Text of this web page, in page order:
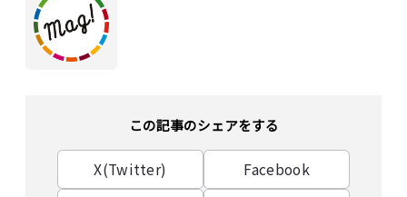
この記事のシェアをする
X(Twitter)
Facebook